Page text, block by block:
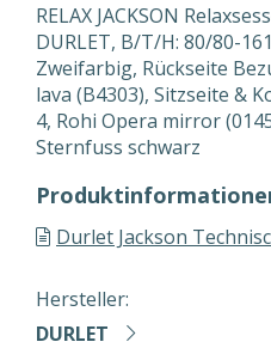
RELAX JACKSON
DURLET, B/T/H: 80/80-
Zweifarbig, Rückseite
lava (B4303), Sitzseite &
4, Rohi Opera mirror
Sternfuss schwarz
Durlet Jackson
Hersteller:
DURLET